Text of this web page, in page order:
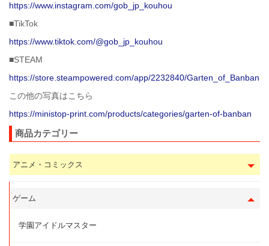
https://www.instagram.com/gob_jp_kouhou
■TikTok
https://www.tiktok.com/@gob_jp_kouhou
■STEAM
https://store.steampowered.com/app/2232840/Garten_of_Banban
この他の写真はこちら
https://ministop-print.com/products/categories/garten-of-banban
商品カテゴリー
アニメ・コミックス
ゲーム
学園アイドルマスター